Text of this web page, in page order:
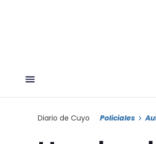
Diario de Cuyo Policiales